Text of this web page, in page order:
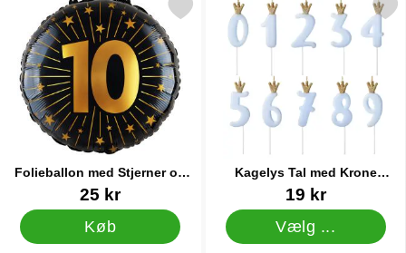
Folieballon med Stjerner og
Tallet 10
Varenr 8943825 kr
Køb
Markér folieballon med Stjerner og Tallet 10 som favorit
Kagelys Tal med Krone
Lyseblå 1
Varenr 3658819 kr
Vælg ...
Markér kagelys Tal med